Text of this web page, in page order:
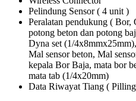
Pelindung Sensor ( 4 unit )
Peralatan pendukung ( Bor,
potong beton dan potong
Dyna set (1/
Mal sensor beton, Mal
kepala Bor Baja, mata bor
mata tab (1/4x20mm)
Data Riwayat Tiang (